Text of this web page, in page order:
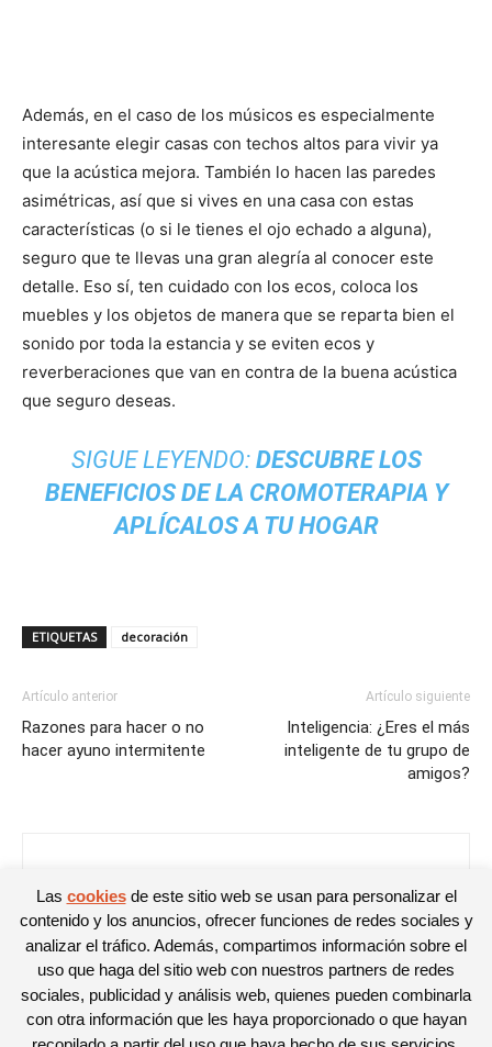
Además, en el caso de los músicos es especialmente
interesante elegir casas con techos altos para vivir ya
que la acústica mejora. También lo hacen las paredes
asimétricas, así que si vives en una casa con estas
características (o si le tienes el ojo echado a alguna),
seguro que te llevas una gran alegría al conocer este
detalle. Eso sí, ten cuidado con los ecos, coloca los
muebles y los objetos de manera que se reparta bien el
sonido por toda la estancia y se eviten ecos y
reverberaciones que van en contra de la buena acústica
que seguro deseas.
SIGUE LEYENDO: DESCUBRE LOS
BENEFICIOS DE LA CROMOTERAPIA Y
APLÍCALOS A TU HOGAR
ETIQUETAS decoración
Artículo anterior
Razones para hacer o no
hacer ayuno intermitente
Artículo siguiente
Inteligencia: ¿Eres el más
inteligente de tu grupo de
amigos?
Las cookiesde este sitio web se usan para personalizar el
contenido y los anuncios, ofrecer funciones de redes sociales y
analizar el tráfico. Además, compartimos información sobre el
uso que haga del sitio web con nuestros partners de redes
sociales, publicidad y análisis web, quienes pueden combinarla
con otra información que les haya proporcionado o que hayan